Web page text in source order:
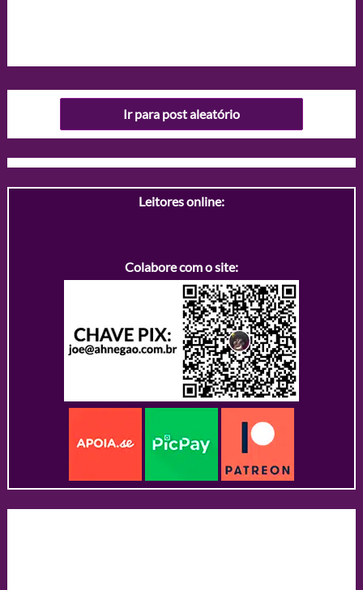
Ir para post aleatório
Leitores online:
Colabore com o site: